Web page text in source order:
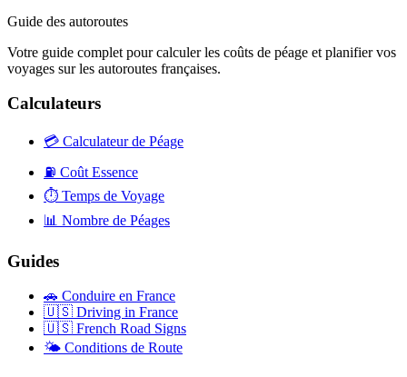
Guide des autoroutes
Votre guide complet pour calculer les coûts de péage et planifier vos
voyages sur les autoroutes françaises.
Calculateurs
💳 Calculateur de Péage
⛽ Coût Essence
⏱️ Temps de Voyage
📊 Nombre de Péages
Guides
🚗 Conduire en France
🇺🇸 Driving in France
🇺🇸 French Road Signs
🌤️ Conditions de Route